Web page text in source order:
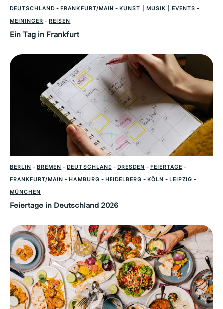
DEUTSCHLAND - FRANKFURT/MAIN - KUNST | MUSIK | EVENTS -
MEININGER - REISEN
Ein Tag in Frankfurt
BERLIN - BREMEN - DEUTSCHLAND- DRESDEN - FEIERTAGE -
FRANKFURT/MAIN - HAMBURG - HEIDELBERG - KÖLN - LEIPZIG -
MÜNCHEN
Feiertage in Deutschland 2026